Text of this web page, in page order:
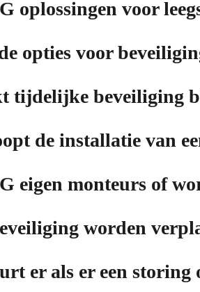
oplossingen voor
opties voor
tijdelijke beveiliging
de installatie van
eigen monteurs of
worden
er als er een storing